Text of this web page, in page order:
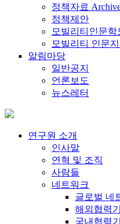
정책자료
정책제안
모빌리티인문학
모빌리티 인문
알림마당
일반공지
언론보도
뉴스레터
연구원 소개
인사말
연혁 및 조직
사람들
네트워크
글로벌 네
해외협력
국내협력